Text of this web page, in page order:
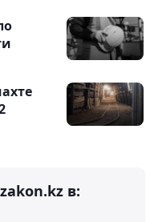
в: